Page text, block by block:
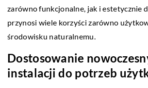
zarówno funkcjonalne, jak i estetycznie
przynosi wiele korzyści zarówno
środowisku naturalnemu.
Dostosowanie
instalacji do potrzeb